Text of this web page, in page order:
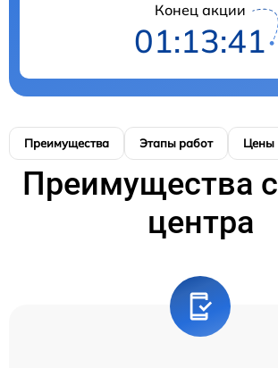
Конец акции
01:13:40
Преимущества Этапы работ Цены
Преимущества
центра